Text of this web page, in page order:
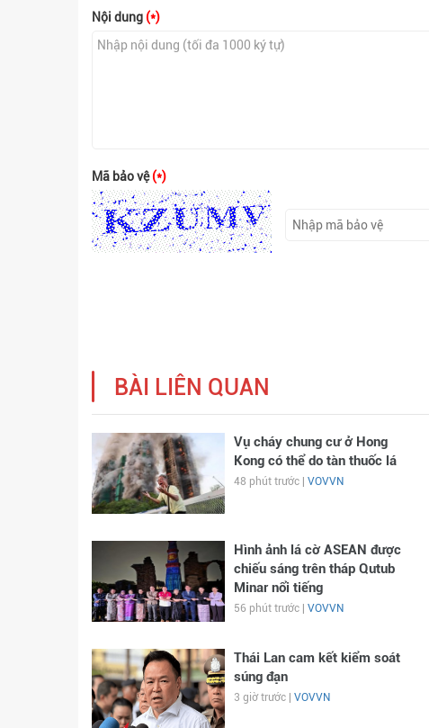
Nội dung (*)
Mã bảo vệ(*)
BÀI LIÊN QUAN
Vụ cháy chung cư ở Hong
Kong có thể do tàn thuốc lá
48 phút trước | VOVVN
Hình ảnh lá cờ ASEAN được
chiếu sáng trên tháp Qutub
Minar nổi tiếng
56 phút trước | VOVVN
Thái Lan cam kết kiểm soát
súng đạn
3 giờ trước | VOVVN